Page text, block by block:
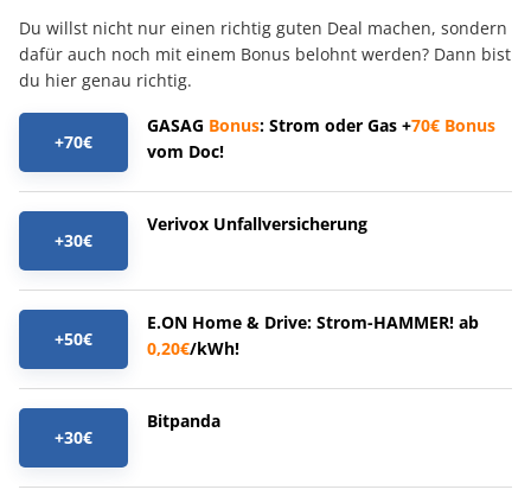
Du willst nicht nur einen richtig guten Deal machen, sondern
dafür auch noch mit einem Bonus belohnt werden? Dann bist
du hier genau richtig.
+70€
GASAG Bonus: Strom oder Gas +70€ Bonus
vom Doc!
+30€
Verivox Unfallversicherung
+50€
E.ON Home & Drive: Strom-HAMMER! ab
0,20€/kWh!
+30€
Bitpanda